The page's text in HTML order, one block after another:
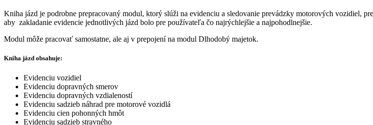
Kniha jázd je podrobne prepracovaný modul, ktorý slúži na evidenciu a sledovanie prevádzky motorových vozidiel,
aby zakladanie evidencie jednotlivých jázd bolo pre používateľa čo najrýchlejšie a najpohodlnejšie.
Modul môže pracovať samostatne, ale aj v prepojení na modul Dlhodobý majetok.
Kniha jázd obsahuje:
Evidenciu vozidiel
Evidenciu dopravných smerov
Evidenciu dopravných vzdialeností
Evidenciu sadzieb náhrad pre motorové vozidlá
Evidenciu cien pohonných hmôt
Evidenciu sadzieb stravného